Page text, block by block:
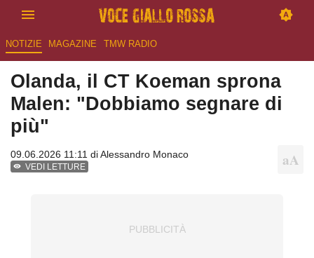
NOTIZIE MAGAZINE TMW RADIO
Olanda, il CT Koeman sprona
Malen: "Dobbiamo segnare di
più"
09.06.2026 11:11 diAlessandro Monaco
VEDI LETTURE